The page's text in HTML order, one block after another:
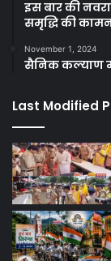
इस बार की
समृद्धि की
November 1, 2024
सैनिक कल्याण
Last Modified